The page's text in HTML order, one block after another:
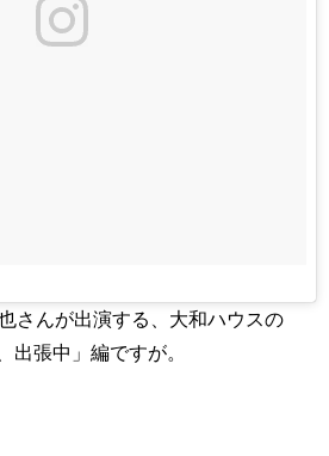
さんが出演する、大和ハウスの
出張中」編ですが。